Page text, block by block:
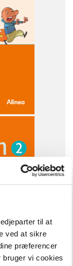
til at
ved at sikre
præferencer
bruger vi cookies